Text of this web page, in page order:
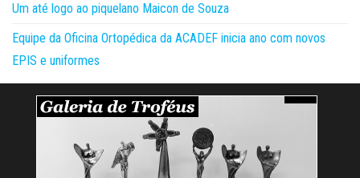
Um até logo ao piquelano Maicon de Souza
Equipe da Oficina Ortopédica da ACADEF inicia ano com novos
EPIS e uniformes